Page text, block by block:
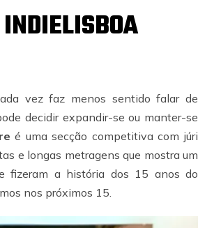
INDIELISBOA
vez faz menos sentido falar de
decidir expandir-se ou manter-se
é uma secção competitiva com júri
e longas metragens que mostra um
fizeram a história dos 15 anos do
nos próximos 15.